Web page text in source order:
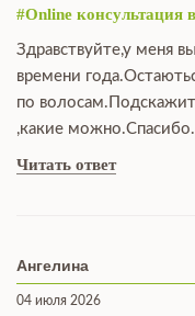
#Online консультация
Здравствуйте,у меня
времени
по
,какие можно.Спасибо.
Читать ответ
Ангелина
04 июля 2026